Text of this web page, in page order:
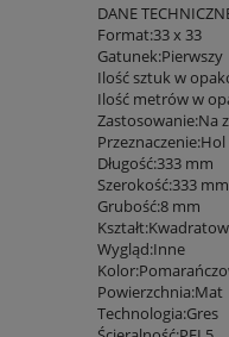
DANE
Format:33 x 33
Gatunek:Pierwszy
Ilość sztuk w
Ilość metrów w
Zastosowanie:Na
Długość:333 mm
Szerokość:333 mm
Grubość:8 mm
Wygląd:Inne
Powierzchnia:Mat
Technologia:Gres